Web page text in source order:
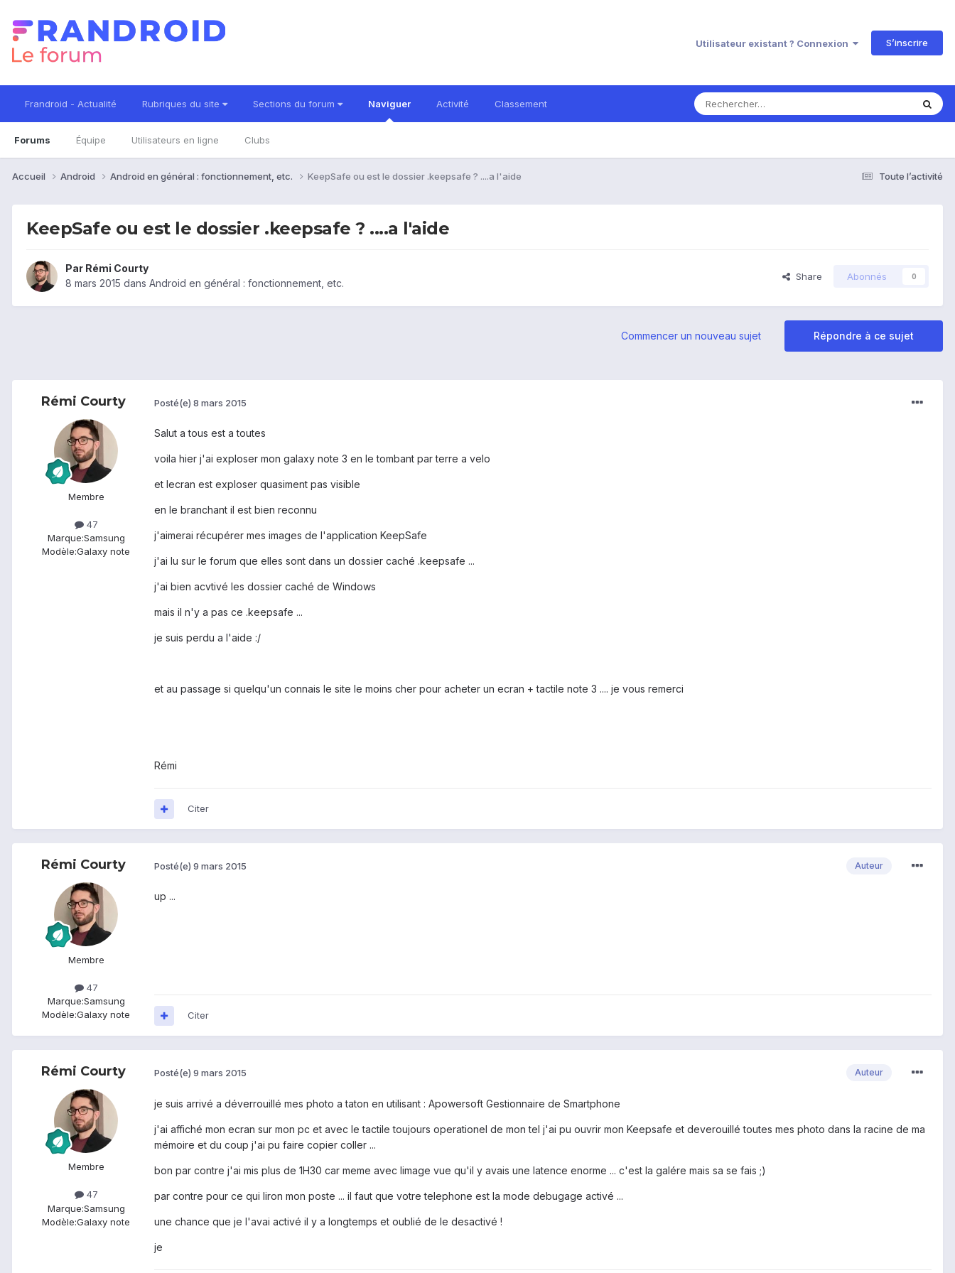
Utilisateur existant ? Connexion S’inscrire
Frandroid - Actualité Rubriques du site Sections du forum Naviguer
Forums Équipe Utilisateurs en ligne Clubs
Activité Classement
Toute l’activité
Accueil Android Android en général : fonctionnement, etc. KeepSafe ou est le dossier .keepsafe ? ....a l'aide
KeepSafe ou est le dossier .keepsafe ? ....a l'aide
Par Rémi Courty
8 mars 2015 dans Android en général : fonctionnement, etc.
Share Abonnés 0
Répondre à ce sujet
Commencer un nouveau sujet
Rémi Courty
Membre
47
Marque:Samsung
Modèle:Galaxy note
Posté(e) 8 mars 2015
Salut a tous est a toutes
voila hier j'ai exploser mon galaxy note 3 en le tombant par terre a velo
et lecran est exploser quasiment pas visible
en le branchant il est bien reconnu
j'aimerai récupérer mes images de l'application KeepSafe
j'ai lu sur le forum que elles sont dans un dossier caché .keepsafe ...
j'ai bien acvtivé les dossier caché de Windows
mais il n'y a pas ce .keepsafe ...
je suis perdu a l'aide :/
et au passage si quelqu'un connais le site le moins cher pour acheter un ecran + tactile note 3 .... je vous remerci
Rémi
Citer
Rémi Courty
Membre
47
Marque:Samsung
Modèle:Galaxy note
Auteur
Posté(e) 9 mars 2015
up ...
Citer
Rémi Courty
Membre
47
Marque:Samsung
Modèle:Galaxy note
Auteur
Posté(e) 9 mars 2015
je suis arrivé a déverrouillé mes photo a taton en utilisant : Apowersoft Gestionnaire de Smartphone
j'ai affiché mon ecran sur mon pc et avec le tactile toujours operationel de mon tel j'ai pu ouvrir mon Keepsafe et deverouillé toutes mes photo dans la racine de ma
mémoire et du coup j'ai pu faire copier coller ...
bon par contre j'ai mis plus de 1H30 car meme avec limage vue qu'il y avais une latence enorme ... c'est la galére mais sa se fais ;)
par contre pour ce qui liron mon poste ... il faut que votre telephone est la mode debugage activé ...
une chance que je l'avai activé il y a longtemps et oublié de le desactivé !
je